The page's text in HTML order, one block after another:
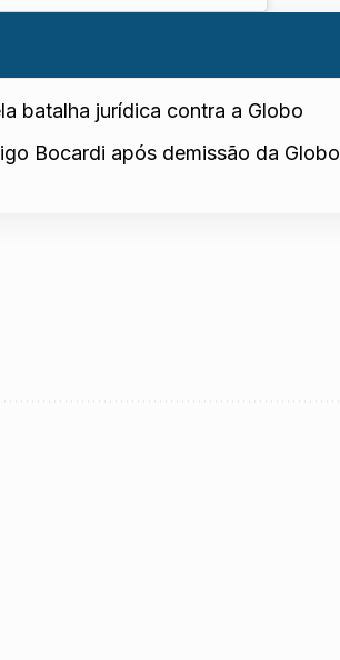
batalha jurídica contra a Globo
Bocardi após demissão da Globo